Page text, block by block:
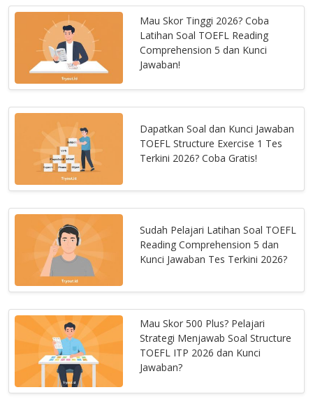
Mau Skor Tinggi 2026? Coba
Latihan Soal TOEFL Reading
Comprehension 5 dan Kunci
Jawaban!
Dapatkan Soal dan Kunci Jawaban
TOEFL Structure Exercise 1 Tes
Terkini 2026? Coba Gratis!
Sudah Pelajari Latihan Soal TOEFL
Reading Comprehension 5 dan
Kunci Jawaban Tes Terkini 2026?
Mau Skor 500 Plus? Pelajari
Strategi Menjawab Soal Structure
TOEFL ITP 2026 dan Kunci
Jawaban?